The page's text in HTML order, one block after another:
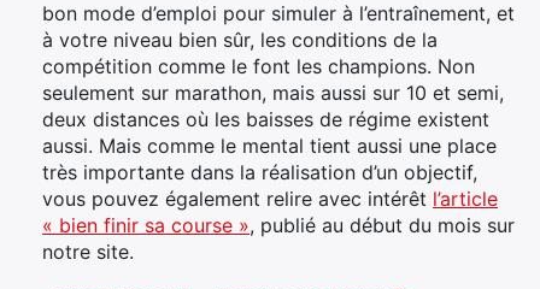
bon mode d’emploi pour simuler à l’entraînement, et
à votre niveau bien sûr, les conditions de la
compétition comme le font les champions. Non
seulement sur marathon, mais aussi sur 10 et semi,
deux distances où les baisses de régime existent
aussi. Mais comme le mental tient aussi une place
très importante dans la réalisation d’un objectif,
vous pouvez également relire avec intérêt l’article
« bien finir sa course », publié au début du mois sur
notre site.